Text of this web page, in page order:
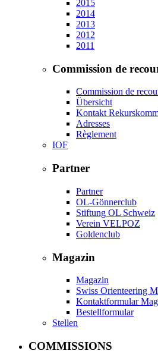
2015
2014
2013
2012
2011
Commission de
Commission de
Übersicht
Kontakt
Adresses
Règlement
IOF
Partner
Partner
OL-Gönnerclub
Stiftung OL Schweiz
Verein VELPOZ
Goldenclub
Magazin
Magazin
Swiss Orienteering
Kontaktformular
Bestellformular
Stellen
COMMISSIONS